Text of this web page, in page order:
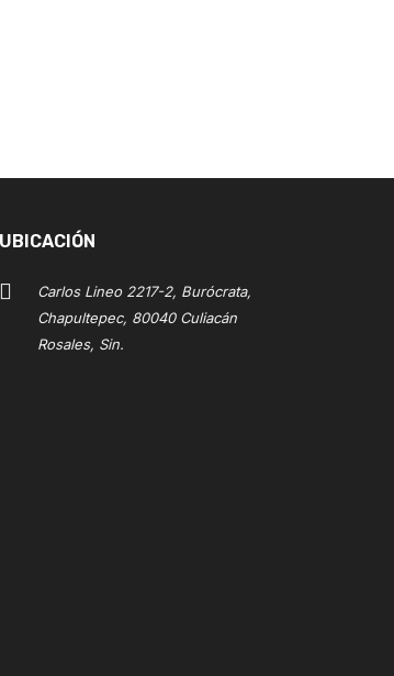
UBICACIÓN
Carlos Lineo 2217-2, Burócrata,
Chapultepec, 80040 Culiacán
Rosales, Sin.